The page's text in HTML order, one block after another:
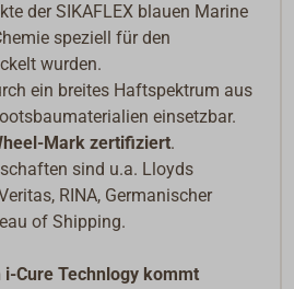
der SIKAFLEX blauen Marine
speziell für den
wurden.
ein breites Haftspektrum aus
einsetzbar.
Mark zertifiziert.
sind u.a. Lloyds
RINA, Germanischer
of Shipping.
Cure Technlogy kommt